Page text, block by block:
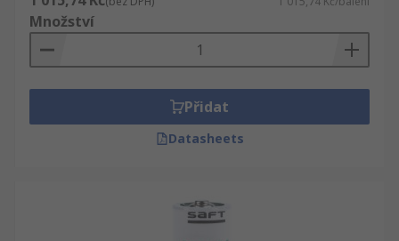
Množství
Přidat
Datasheets